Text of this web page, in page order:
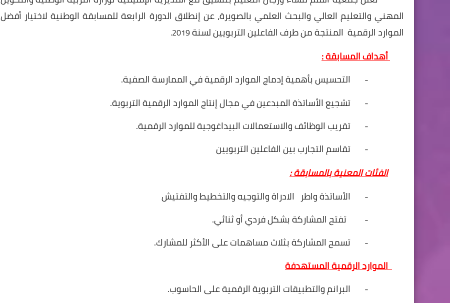
المهني والتعليم العالي والبحث العلمي بالصويرة، عن إنطلاق الدورة الرابعة للمسابقة الوطنية لاختيار أفضل
المواردالرقمية المنتجةمنطرفالفاعلينالتربويينلسنة2019.
أهدافالمسابقة:
-
التحسيسبأهميةإدماجالمواردالرقميةفيالممارسةالصفية.
-
تشجيعالأساتذةالمبدعينفيمجالإنتاجالمواردالرقميةالتربوية.
-
تقريب الوظائفوالاستعمالات البيداغوجيةللمواردالرقمية.
-
تقاسمالتجارب بينالفاعلينالتربويين
الفئاتالمعنيةبالمسابقة:
-
الأساتذةواطر الادراةوالتوجيهوالتخطيطوالتفتيش
-
تفتحالمشاركةبشكلفرديأوثنائي.
-
تسمحالمشاركةبثلاث مساهماتعلىالأكثر للمشارك.
المواردالرقميةالمستهدفة
-
البرانم والتطبيقات التربوية الرقمية على الحاسوب.